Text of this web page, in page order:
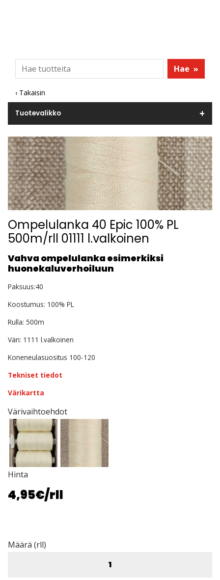
Hae »
‹ Takaisin
Tuotevalikko
Ompelulanka 40 Epic 100% PL
500m/rll 01111 l.valkoinen
Vahva ompelulanka esimerkiksi
huonekaluverhoiluun
Paksuus:40
Koostumus: 100% PL
Rulla: 500m
Väri: 1111 l.valkoinen
Koneneulasuositus 100-120
Tekniset tiedot
Värikartta
Värivaihtoehdot
Hinta
4,95€/rll
Määrä (rll)